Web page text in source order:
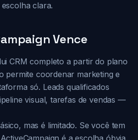
clara.
Vence
CRM completo a partir do plano
permite coordenar marketing e
só. Leads qualificados
visual, tarefas de vendas —
mas é limitado. Se você tem
é a escolha óbvia.